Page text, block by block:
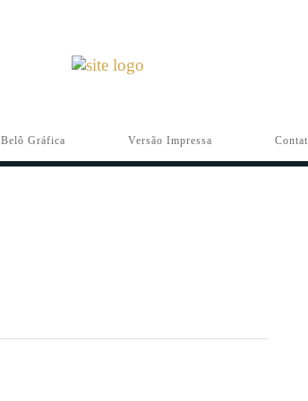
Belô Gráfica Versão Impressa